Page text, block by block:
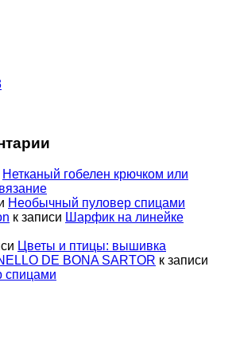
Нетканый гобелен крючком или
Необычный пуловер спицами
к записи Шарфик на линейке
Цветы и птицы: вышивка
DE BONA SARTOR к записи
спицами